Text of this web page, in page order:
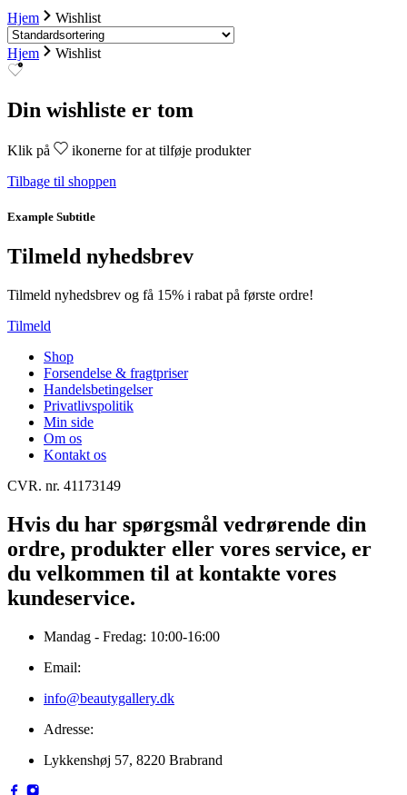
Hjem Wishlist
Hjem Wishlist
Din wishliste er tom
Klik på
ikonerne for at tilføje produkter
Tilbage til shoppen
Example Subtitle
Tilmeld nyhedsbrev
Tilmeld nyhedsbrev og få 15% i rabat på første ordre!
Tilmeld
Shop
Forsendelse & fragtpriser
Handelsbetingelser
Privatlivspolitik
Min side
Om os
Kontakt os
CVR. nr. 41173149
Hvis du har spørgsmål vedrørende din
ordre, produkter eller vores service, er
du velkommen til at kontakte vores
kundeservice.
Mandag - Fredag: 10:00-16:00
Email:
info@beautygallery.dk
Adresse:
Lykkenshøj 57, 8220 Brabrand